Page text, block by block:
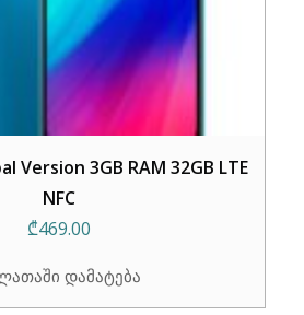
Version 3GB RAM 32GB LTE
NFC
₾469.00
დამატება